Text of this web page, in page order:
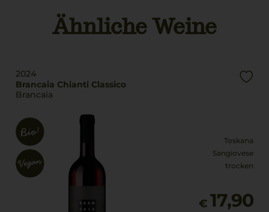
Ähnliche Weine
2024
Brancaia Chianti Classico
Brancaia
Toskana
Sangiovese
trocken
€ 17,90